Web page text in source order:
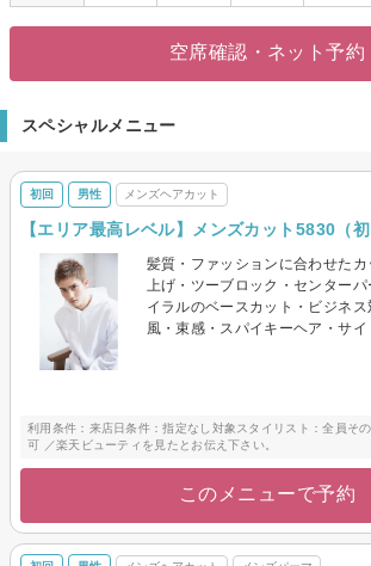
ックスした時間をぜひお過ごしください♪
スタッフ一同心よりご来店お待ちしております。
空席確認・ネット予約
スペシャルメニュー
初回 男性 メンズヘアカット
【エリア最高レベル】メンズカット5830（初
髪質・ファッションに合わせたカ
上げ・ツーブロック・センター
イラルのベースカット・ビジネス
風・束感・スパイキーヘア・サイ
利用条件：来店日条件：指定なし対象スタイリスト：全員そ
可 ／楽天ビューティを見たとお伝え下さい。
このメニューで予約